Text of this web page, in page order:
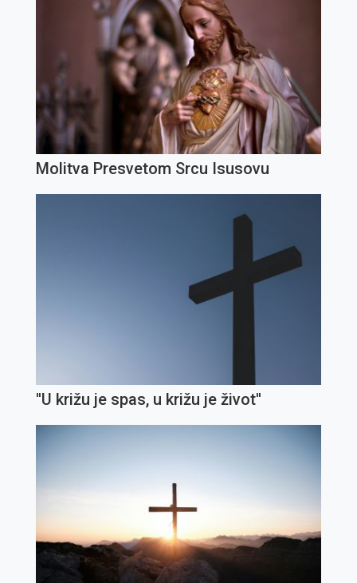
Molitva Presvetom Srcu Isusovu
''U križu je spas, u križu je život''